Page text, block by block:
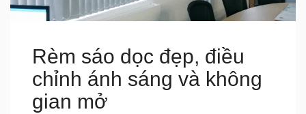
Rèm sáo dọc đẹp, điều
chỉnh ánh sáng và không
gian mở